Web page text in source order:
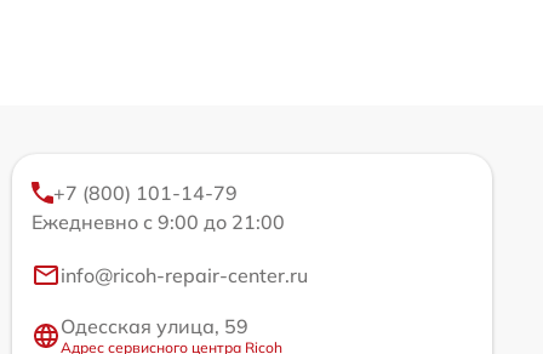
+7 (800) 101-14-79
Ежедневно с 9:00 до 21:00
info@ricoh-repair-center.ru
Одесская улица, 59
Адрес сервисного центра Ricoh